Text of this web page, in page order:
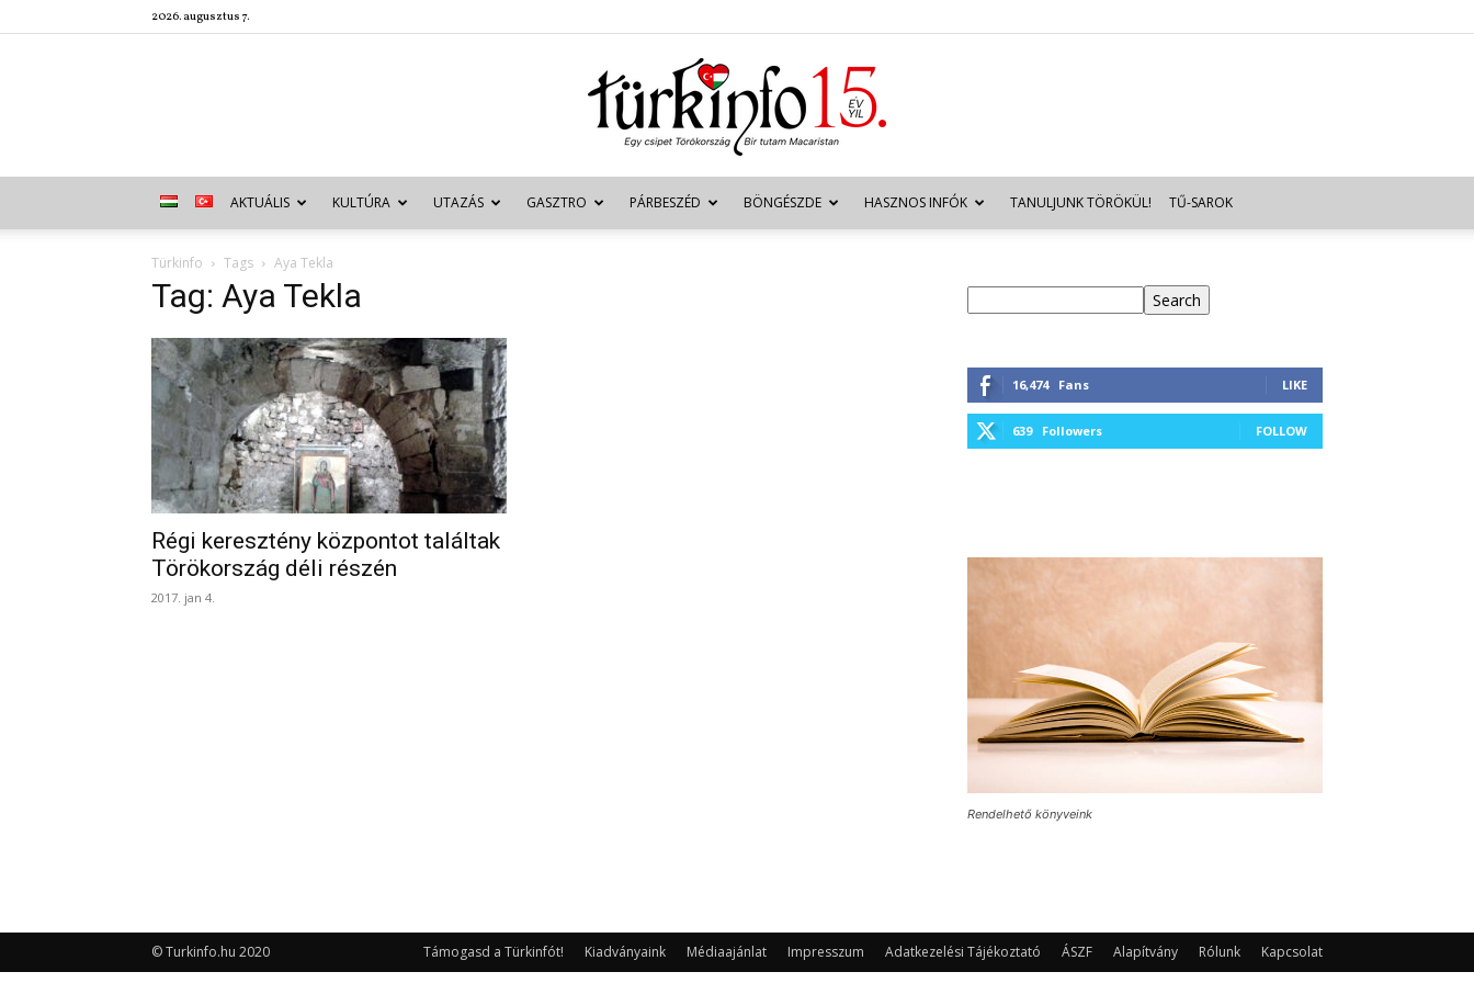
2026. augusztus 7.
Türkinfo
AKTUÁLIS KULTÚRA UTAZÁS GASZTRO PÁRBESZÉD BÖNGÉSZDE HASZNOS INFÓK TANULJUNK TÖRÖKÜL! TŰ-SAROK
Türkinfo Tags Aya Tekla
Tag: Aya Tekla
Régi keresztény központot találtak
Törökország déli részén
2017. jan 4.
Search
16,474 Fans LIKE
639 Followers FOLLOW
Rendelhető könyveink
Támogasd a Türkinfót! Kiadványaink Médiaajánlat Impresszum Adatkezelési Tájékoztató ÁSZF Alapítvány Rólunk Kapcsolat
© Turkinfo.hu 2020